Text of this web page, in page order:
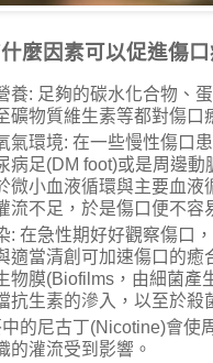
麼因素可以促進傷
養: 足夠的碳水化合物、
礦物質維生素等都對傷口
氣環境: 在一些慢性傷口
病足(DM foot)或是周邊動
微小血液循環與主要血液
流不足，於是傷口便不容
: 在急性期好好觀察傷口
適當清創可加速傷口的癒
物膜(Biofilms，由細菌產
抗生素的滲入，以至於殺
的尼古丁(Nicotine)會使
的灌流受到影響。